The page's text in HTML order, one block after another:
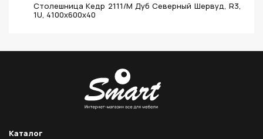
Столешница Кедр 2111/М Дуб Северный Шервуд, R3,
1U, 4100х600х40
Каталог